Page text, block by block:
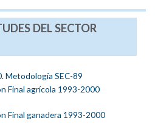
DEL SECTOR
Metodología SEC-89
Final agrícola 1993-2000
Final ganadera 1993-2000